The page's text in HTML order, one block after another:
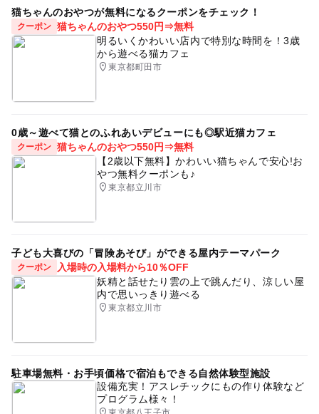
猫ちゃんのおやつが無料になるクーポンをチェック！
クーポン 猫ちゃんのおやつ550円⇒無料
明るいくかわいい店内で特別な時間を！3歳
から遊べる猫カフェ
東京都町田市
0歳～遊べて猫とのふれあいデビューにも◎駅近猫カフェ
クーポン 猫ちゃんのおやつ550円⇒無料
【2歳以下無料】かわいい猫ちゃんで安心!お
やつ無料クーポンも♪
東京都立川市
子ども大喜びの「冒険あそび」ができる屋内テーマパーク
クーポン
入場時の入場料から10％OFF
妖精と話せたり雲の上で跳んだり、涼しい屋
内で思いっきり遊べる
東京都立川市
駐車場無料・お手頃価格で宿泊もできる自然体験型施設
設備充実！アスレチックにもの作り体験など
プログラム様々！